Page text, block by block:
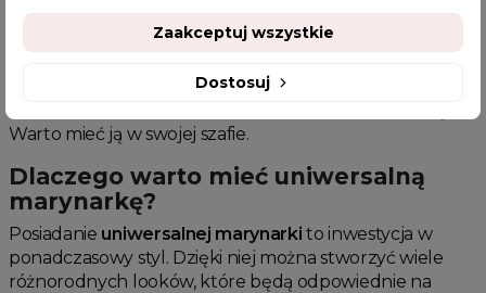
w każdej garderobie
stylowej garderoby. Idealna na różne okazje, dodaje
Warto mieć ją w swojej szafie.
Dlaczego warto mieć uniwersalną
marynarkę?
Posiadanie uniwersalnej marynarki to inwestycja w
ponadczasowy styl. Dzięki niej można stworzyć wiele
różnorodnych looków, które będą odpowiednie na
Dostosuj
Zaakceptuj wszystkie